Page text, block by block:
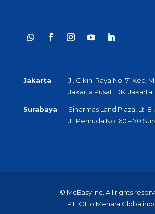
Jakarta
Jl. Cikini Raya No. 71 Kec,
Jakarta Pusat, DKI Jakarta
Surabaya
Sinarmas Land Plaza, Lt. 8
Jl. Pemuda No. 60 – 70
© McEasy Inc. All rights
PT. Otto Menara